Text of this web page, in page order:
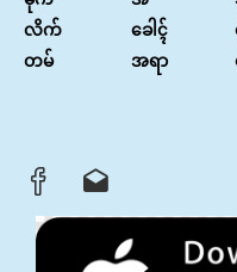
လိက်
တမ်
ခေါၚ်
အရာ